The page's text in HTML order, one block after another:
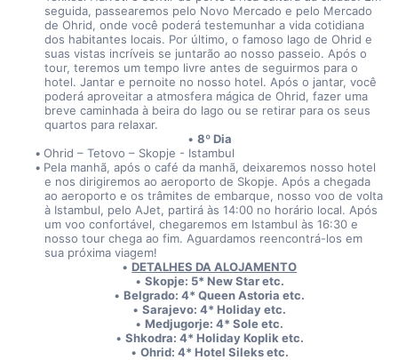
seguida, passearemos pelo Novo Mercado e pelo Mercado
de Ohrid, onde você poderá testemunhar a vida cotidiana
dos habitantes locais. Por último, o famoso lago de Ohrid e
suas vistas incríveis se juntarão ao nosso passeio. Após o
tour, teremos um tempo livre antes de seguirmos para o
hotel. Jantar e pernoite no nosso hotel. Após o jantar, você
poderá aproveitar a atmosfera mágica de Ohrid, fazer uma
breve caminhada à beira do lago ou se retirar para os seus
quartos para relaxar.
8º Dia
Ohrid – Tetovo – Skopje - Istambul
Pela manhã, após o café da manhã, deixaremos nosso hotel
e nos dirigiremos ao aeroporto de Skopje. Após a chegada
ao aeroporto e os trâmites de embarque, nosso voo de volta
à Istambul, pelo AJet, partirá às 14:00 no horário local. Após
um voo confortável, chegaremos em Istambul às 16:30 e
nosso tour chega ao fim. Aguardamos reencontrá-los em
sua próxima viagem!
DETALHES DA ALOJAMENTO
Skopje: 5* New Star etc.
Belgrado: 4* Queen Astoria etc.
Sarajevo: 4* Holiday etc.
Medjugorje: 4* Sole etc.
Shkodra: 4* Holiday Koplik etc.
Ohrid: 4* Hotel Sileks etc.